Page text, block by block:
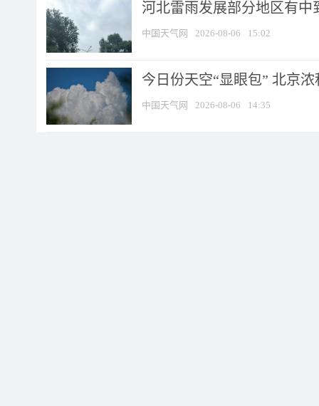
河北雷雨发展部分地区有中
中国天气网 2026-08-06 15:02
今日份天空“显眼包” 北京
中国天气网 2026-08-06 14:35